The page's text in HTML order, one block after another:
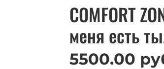
COMFORT
меня есть
5500.00